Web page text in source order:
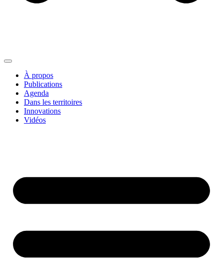
À propos
Publications
Agenda
Dans les territoires
Innovations
Vidéos